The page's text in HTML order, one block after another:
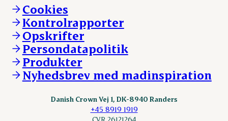
Vores resultater
Vores lokationer
Kontakt
Andelsejere - kreatur
Danishcrownprofessional.com
DAT-Schaub.com
ESS-FOOD.com
Fonden Dansk Gastronomi
KLS.se
nordicspoor.com
Scanhide.dk
Cookies
Kontrolrapporter
Opskrifter
Persondatapolitik
Produkter
Nyhedsbrev med madinspiration
Danish Crown Vej 1, DK-8940 Randers
+45 8919 1919
CVR 26121264